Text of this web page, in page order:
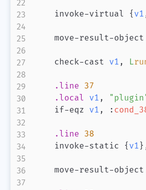
    invoke-virtual
{ v1
    move-result-object
    check-cast
v1 , L
.line 37
.local
v1 ,
    if-eqz
v1 , :
.line 38
    invoke-static
{ v1 }
    move-result-object